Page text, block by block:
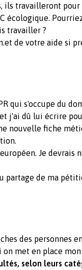
ils travailleront pour
écologique.
travailler ?
de votre aide si
qui s'occupe du
j'ai dû lui écrire
nouvelle fiche
Je devrais
partage de ma
des personnes
on met en place
selon leurs